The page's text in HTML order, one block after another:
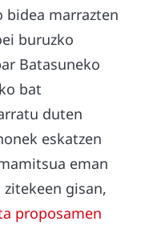
marrazten
buruzko
Batasuneko
bat
duten
eskatzen
eman
gisan,
proposamen